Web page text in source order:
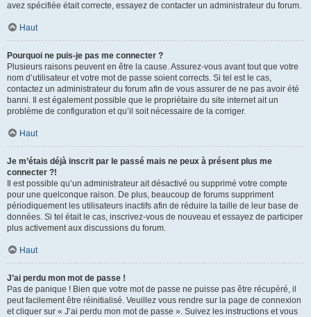
avez spécifiée était correcte, essayez de contacter un administrateur du forum.
Haut
Pourquoi ne puis-je pas me connecter ?
Plusieurs raisons peuvent en être la cause. Assurez-vous avant tout que votre
nom d’utilisateur et votre mot de passe soient corrects. Si tel est le cas,
contactez un administrateur du forum afin de vous assurer de ne pas avoir été
banni. Il est également possible que le propriétaire du site internet ait un
problème de configuration et qu’il soit nécessaire de la corriger.
Haut
Je m’étais déjà inscrit par le passé mais ne peux à présent plus me
connecter ?!
Il est possible qu’un administrateur ait désactivé ou supprimé votre compte
pour une quelconque raison. De plus, beaucoup de forums suppriment
périodiquement les utilisateurs inactifs afin de réduire la taille de leur base de
données. Si tel était le cas, inscrivez-vous de nouveau et essayez de participer
plus activement aux discussions du forum.
Haut
J’ai perdu mon mot de passe !
Pas de panique ! Bien que votre mot de passe ne puisse pas être récupéré, il
peut facilement être réinitialisé. Veuillez vous rendre sur la page de connexion
et cliquer sur « J’ai perdu mon mot de passe ». Suivez les instructions et vous